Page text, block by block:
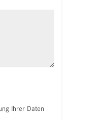
Ihrer Daten